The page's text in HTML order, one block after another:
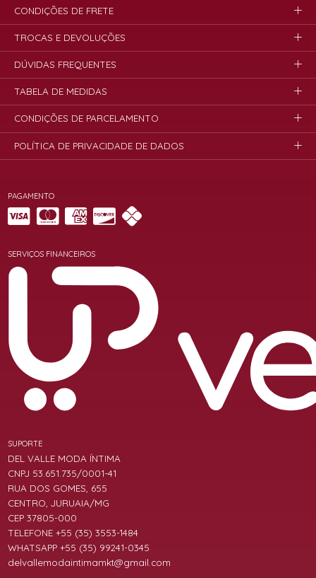
PAGAMENTO
SERVIÇOS FINANCEIROS
SUPORTE
DEL VALLE MODA ÍNTIMA
CNPJ 53.651.735/0001-41
RUA DOS GOMES, 655
CENTRO, JURUAIA/MG
CEP 37805-000
TELEFONE +55 (35) 3553-1484
WHATSAPP +55 (35) 99241-0345
delvallemodaintimamkt@gmail.com
CONDIÇÕES DE FRETE
TROCAS E DEVOLUÇÕES
DÚVIDAS FREQUENTES
TABELA DE MEDIDAS
CONDIÇÕES DE PARCELAMENTO
POLÍTICA DE PRIVACIDADE DE DADOS